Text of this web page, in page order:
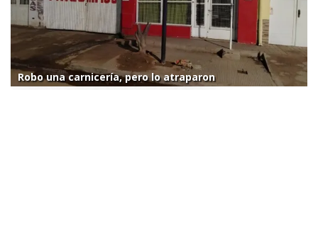
Robo una carnicería, pero lo atraparon